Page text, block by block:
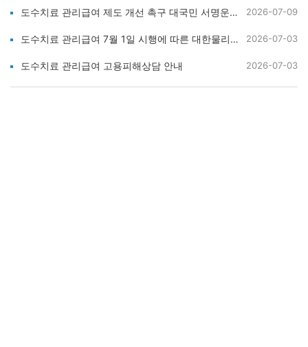
도수치료 관리급여 제도 개선 촉구 대국민 서명운동 및 피해사례 수집 안내 2026-07-09
도수치료 관리급여 7월 1일 시행에 따른 대한물리치료사협회 성명서 2026-07-03
도수치료 관리급여 고용피해상담 안내 2026-07-03